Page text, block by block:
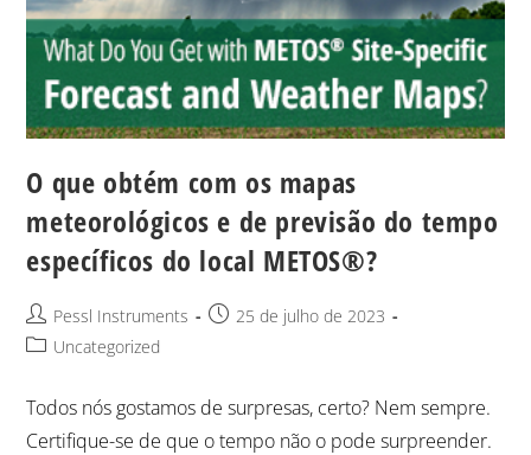
O que obtém com os mapas
meteorológicos e de previsão do tempo
específicos do local METOS®?
Pessl Instruments
25 de julho de 2023
Uncategorized
Todos nós gostamos de surpresas, certo? Nem sempre.
Certifique-se de que o tempo não o pode surpreender.